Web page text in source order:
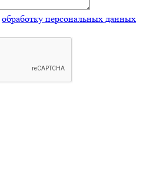
обработку персональных данных